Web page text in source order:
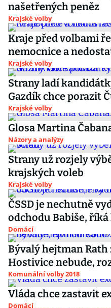
našetřených peněz
Krajské volby
Kraje před volbami
nemocnice a
Krajské volby
Strany ladí
Gazdík chce porazit
Krajské volby
Glosa Martina
Názory a analýzy
Strany už rozjely
krajských voleb
Krajské volby
ČSSD je nechutně
odchodu Babiše,
Domácí
Bývalý hejtman
Hostivice nebude,
Komunální volby 2018
Vláda chce zastavit
Domácí